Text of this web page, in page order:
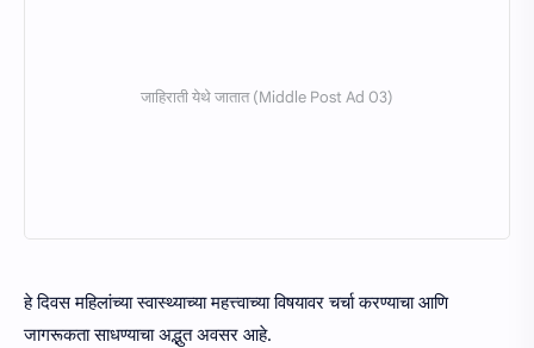
हे दिवस महिलांच्या स्वास्थ्याच्या महत्त्वाच्या विषयावर चर्चा करण्याचा आणि
जागरूकता साधण्याचा अद्भुत अवसर आहे.